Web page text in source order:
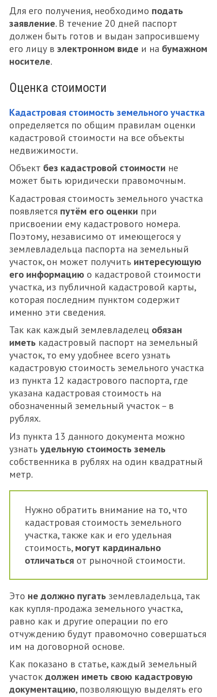
Для его получения, необходимо подать
заявление. В течение 20 дней паспорт
должен быть готов и выдан запросившему
его лицу вэлектронном виде и на бумажном
носителе.
Оценка стоимости
Кадастровая стоимость земельного участка
определяется по общим правилам оценки
кадастровой стоимости на все объекты
недвижимости.
Объект без кадастровой стоимости не
может быть юридически правомочным.
Кадастровая стоимость земельного участка
появляется путём его оценки при
присвоении ему кадастрового номера.
Поэтому, независимо от имеющегося у
землевладельца паспорта на земельный
участок, он может получить интересующую
его информацию о кадастровой стоимости
участка, из публичной кадастровой карты,
которая последним пунктом содержит
именно эти сведения.
Так как каждый землевладелец обязан
иметь кадастровый паспорт на земельный
участок, то ему удобнее всего узнать
кадастровую стоимость земельного участка
из пункта 12 кадастрового паспорта, где
указана кадастровая стоимость на
обозначенный земельный участок – в
рублях.
Из пункта 13 данного документа можно
узнатьудельную стоимость земель
собственника в рублях на один квадратный
метр.
Нужно обратить внимание на то, что
кадастровая стоимость земельного
участка, также как и его удельная
стоимость,могут кардинально
отличаться от рыночной стоимости.
Это не должно пугать землевладельца, так
как купля-продажа земельного участка,
равно как и другие операции по его
отчуждению будут правомочно совершаться
им на договорной основе.
Как показано в статье, каждый земельный
участокдолжен иметь свою кадастровую
документацию, позволяющую выделять его